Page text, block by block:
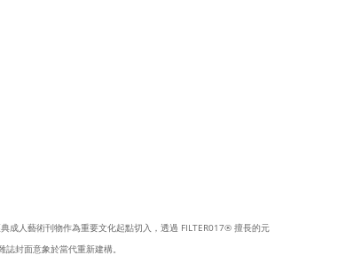
成人藝術刊物作為重要文化起點切入，透過 FILTER017® 擅長的元
封面意象於當代重新建構。